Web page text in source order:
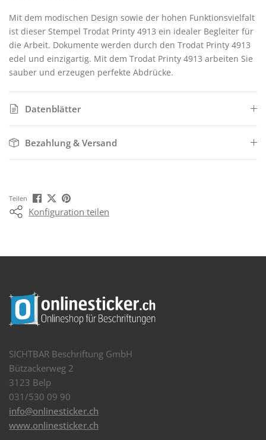
Mit dem modischen Design sowie der hohen Funktionsvielfalt
ist dieser Stempel Trodat Printy 4913 ein idealer Begleiter für
die Arbeit. Dokumente werden durch den Trodat Printy 4913
edel und einzigartig. Mit dem Trodat Printy 4913 arbeiten Sie
sauber und erzeugen perfekte Abdrücke.
Datenblätter
Bezahlung & Versand
Teilen
Konfiguration teilen
SICHTBAR Beschriftung GmbH
Bützackerweg 2
3123 Belp
031/530 09 90
info@onlinesticker.ch
www.onlinesticker.ch